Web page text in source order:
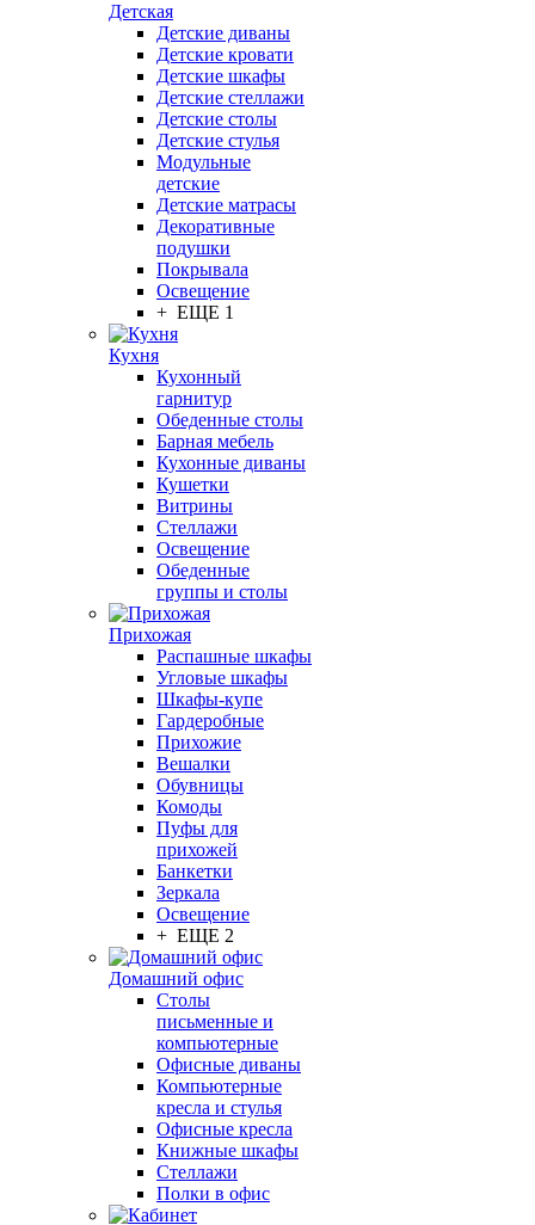
Детская
Детские диваны
Детские кровати
Детские шкафы
Детские стеллажи
Детские столы
Детские стулья
Модульные
детские
Детские матрасы
Декоративные
подушки
Покрывала
Освещение
+ ЕЩЕ 1
Кухня
Кухонный
гарнитур
Обеденные столы
Барная мебель
Кухонные диваны
Кушетки
Витрины
Стеллажи
Освещение
Обеденные
группы и столы
Прихожая
Распашные шкафы
Угловые шкафы
Шкафы-купе
Гардеробные
Прихожие
Вешалки
Обувницы
Комоды
Пуфы для
прихожей
Банкетки
Зеркала
Освещение
+ ЕЩЕ 2
Домашний офис
Столы
письменные и
компьютерные
Офисные диваны
Компьютерные
кресла и стулья
Офисные кресла
Книжные шкафы
Стеллажи
Полки в офис